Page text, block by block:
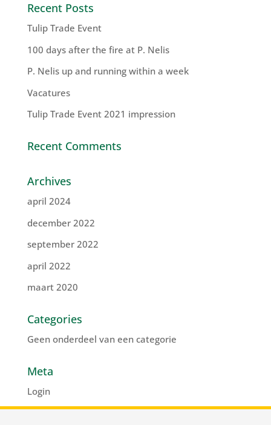
Recent Posts
Tulip Trade Event
100 days after the fire at P. Nelis
P. Nelis up and running within a week
Vacatures
Tulip Trade Event 2021 impression
Recent Comments
Archives
april 2024
december 2022
september 2022
april 2022
maart 2020
Categories
Geen onderdeel van een categorie
Meta
Login
Vermeldingen feed